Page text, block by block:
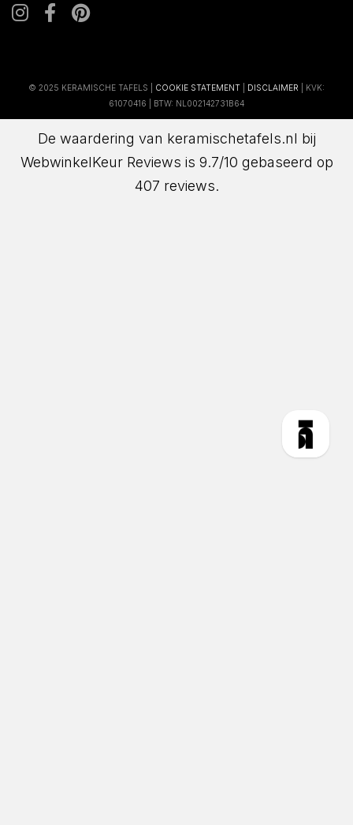
© 2025 KERAMISCHE TAFELS | COOKIE STATEMENT DISCLAIMER | KVK:
61070416 | BTW: NL002142731B64
De waardering van keramischetafels.nl bij
WebwinkelKeur Reviews is 9.7/10 gebaseerd op
407 reviews.